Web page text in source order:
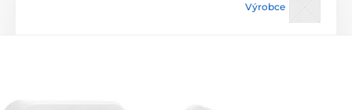
Výrobce